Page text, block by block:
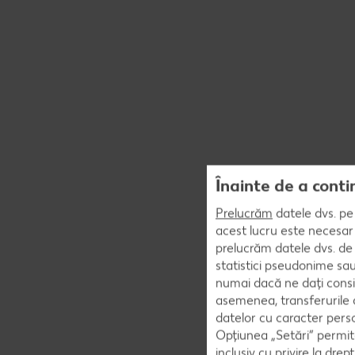
Înainte de a
Prelucrăm datele dvs.
acest lucru este
prelucrăm datele dvs.
statistici pseudonime
numai dacă ne dați
asemenea,
datelor cu caracter
Opțiunea „Setări”